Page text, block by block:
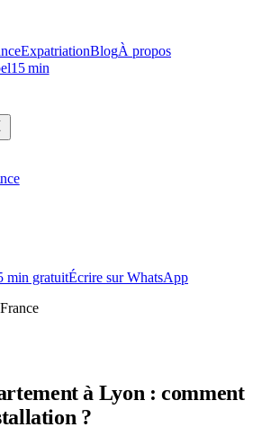
ExpatriationBlogÀ propos
15 min
min gratuitÉcrire sur WhatsApp
à Lyon : comment
?